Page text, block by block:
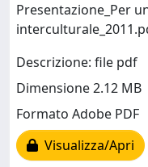
Presentazione_Per
Descrizione: file pdf
Dimensione 2.12 MB
Formato Adobe PDF
Visualizza/Apri